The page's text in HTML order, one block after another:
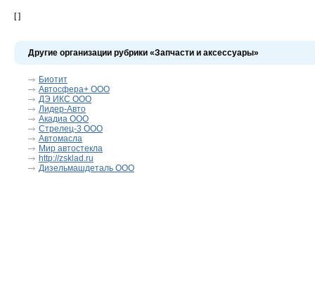
[ ]
Другие организации рубрики «Запчасти и аксессуары»
Биотит
Автосфера+ ООО
ДЭ ИКС ООО
Лидер-Авто
Акадиа ООО
Стрелец-3 ООО
Автомасла
Мир автостекла
http://zsklad.ru
Дизельмашдеталь ООО